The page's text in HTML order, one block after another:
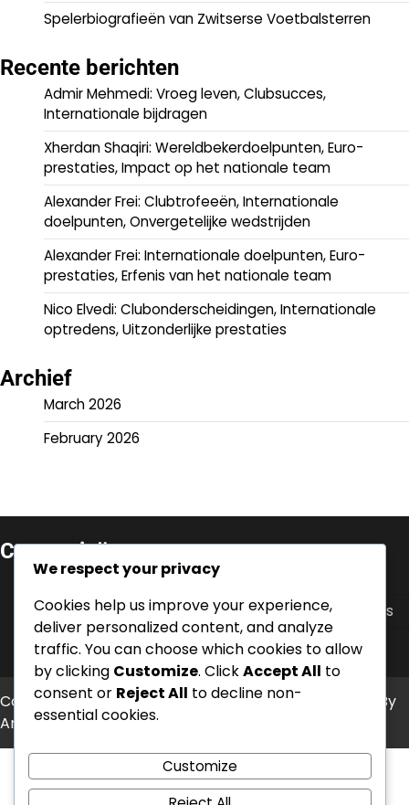
Spelerbiografieën van Zwitserse Voetbalsterren
Recente berichten
Admir Mehmedi: Vroeg leven, Clubsucces,
Internationale bijdragen
Xherdan Shaqiri: Wereldbekerdoelpunten, Euro-
prestaties, Impact op het nationale team
Alexander Frei: Clubtrofeeën, Internationale
doelpunten, Onvergetelijke wedstrijden
Alexander Frei: Internationale doelpunten, Euro-
prestaties, Erfenis van het nationale team
Nico Elvedi: Clubonderscheidingen, Internationale
optredens, Uitzonderlijke prestaties
Archief
March 2026
February 2026
Categorieën
Carrièrehoogtepunten van Zwitserse voetballers
Internationale Prestaties van Zwitserse Voetballers
Spelerbiografieën van Zwitserse Voetbalsterren
Copyright © 2026kalba-club.comTheme: News Bite By
Artify Themes.
We respect your privacy
Cookies help us improve your experience,
deliver personalized content, and analyze
traffic. You can choose which cookies to allow
by clicking Customize. ClickAccept All to
consent or Reject All to decline non-
essential cookies.
Customize